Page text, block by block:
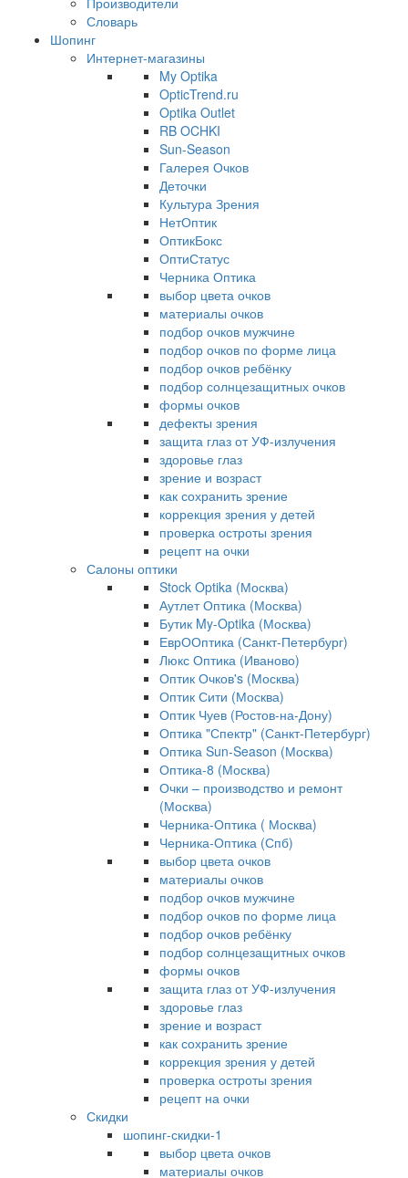
Словарь
Шопинг
Интернет-магазины
My Optika
OpticTrend.ru
Optika Outlet
RB OCHKI
Sun-Season
Галерея Очков
Деточки
Культура Зрения
НетОптик
ОптикБокс
ОптиСтатус
Черника Оптика
выбор цвета очков
материалы очков
подбор очков мужчине
подбор очков по форме лица
подбор очков ребёнку
подбор солнцезащитных очков
формы очков
дефекты зрения
защита глаз от УФ-излучения
здоровье глаз
зрение и возраст
как сохранить зрение
коррекция зрения у детей
проверка остроты зрения
рецепт на очки
Салоны оптики
Stock Optika (Москва)
Аутлет Оптика (Москва)
Бутик My-Optika (Москва)
ЕврООптика (Санкт-Петербург)
Люкс Оптика (Иваново)
Оптик Очков's (Москва)
Оптик Сити (Москва)
Оптик Чуев (Ростов-на-Дону)
Оптика "Спектр" (Санкт-Петербург)
Оптика Sun-Season (Москва)
Оптика-8 (Москва)
Очки – производство и ремонт
(Москва)
Черника-Оптика ( Москва)
Черника-Оптика (Спб)
выбор цвета очков
материалы очков
подбор очков мужчине
подбор очков по форме лица
подбор очков ребёнку
подбор солнцезащитных очков
формы очков
защита глаз от УФ-излучения
здоровье глаз
зрение и возраст
как сохранить зрение
коррекция зрения у детей
проверка остроты зрения
рецепт на очки
Скидки
шопинг-скидки-1
выбор цвета очков
материалы очков